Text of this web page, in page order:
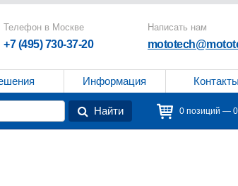
Телефон в Москве
+7 (495) 730-37-20
Написать нам
Информация Контакты
Найти 0 позиций —